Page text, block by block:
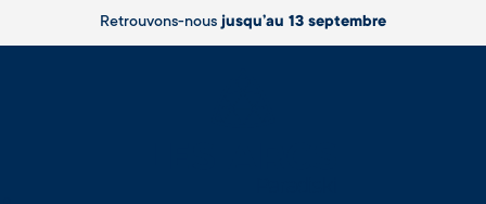
Retrouvons-nousjusqu’au 13 septembre